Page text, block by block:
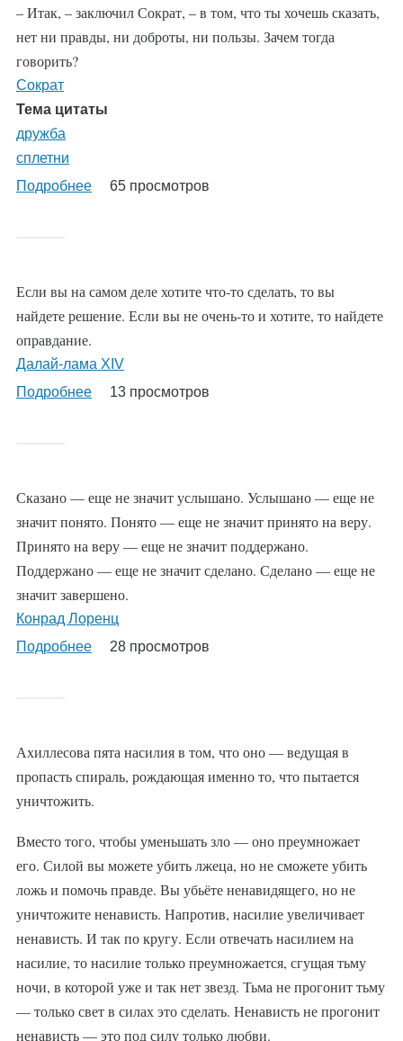
– Итак, – заключил Сократ, – в том, что ты хочешь сказать,
нет ни правды, ни доброты, ни пользы. Зачем тогда
говорить?
Сократ
Тема цитаты
дружба
сплетни
Подробнее
65 просмотров
Если вы на самом деле хотите что-то сделать, то вы
найдете решение. Если вы не очень-то и хотите, то найдете
оправдание.
Далай-лама XIV
Подробнее
13 просмотров
Сказано — еще не значит услышано. Услышано — еще не
значит понято. Понято — еще не значит принято на веру.
Принято на веру — еще не значит поддержано.
Поддержано — еще не значит сделано. Сделано — еще не
значит завершено.
Конрад Лоренц
Подробнее
28 просмотров
Ахиллесова пята насилия в том, что оно — ведущая в
пропасть спираль, рождающая именно то, что пытается
уничтожить.
Вместо того, чтобы уменьшать зло — оно преумножает
его. Силой вы можете убить лжеца, но не сможете убить
ложь и помочь правде. Вы убьёте ненавидящего, но не
уничтожите ненависть. Напротив, насилие увеличивает
ненависть. И так по кругу. Если отвечать насилием на
насилие, то насилие только преумножается, сгущая тьму
ночи, в которой уже и так нет звезд. Тьма не прогонит тьму
— только свет в силах это сделать. Ненависть не прогонит
ненависть — это под силу только любви.